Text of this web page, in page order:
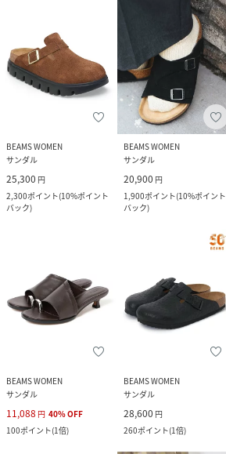
BEAMS WOMEN
サンダル
25,300 円
2,300ポイント(10%ポイント
バック)
BEAMS WOMEN
サンダル
20,900 円
1,900ポイント(10%ポイント
バック)
BEAMS WOMEN
サンダル
11,088 円 40%OFF
100ポイント(1倍)
BEAMS WOMEN
サンダル
28,600 円
260ポイント(1倍)